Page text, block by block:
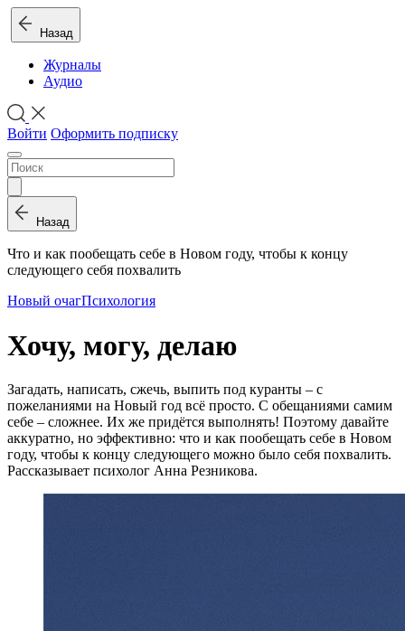
Назад
Журналы
Аудио
Войти Оформить подписку
Назад
Что и как пообещать себе в Новом году, чтобы к концу
следующего себя похвалить
Новый очагПсихология
Хочу, могу, делаю
Загадать, написать, сжечь, выпить под куранты – с
пожеланиями на Новый год всё просто. С обещаниями самим
себе – сложнее. Их же придётся выполнять! Поэтому давайте
аккуратно, но эффективно: что и как пообещать себе в Новом
году, чтобы к концу следующего можно было себя похвалить.
Рассказывает психолог Анна Резникова.